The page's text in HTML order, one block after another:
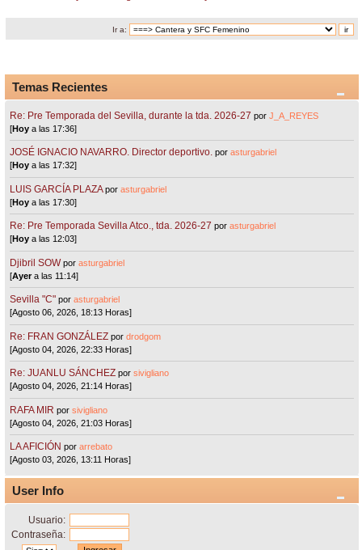
Ir a:
Temas Recientes
Re: Pre Temporada del Sevilla, durante la tda. 2026-27 porJ_A_REYES
[Hoy a las 17:36]
JOSÉ IGNACIO NAVARRO. Director deportivo. porasturgabriel
[Hoy a las 17:32]
LUIS GARCÍA PLAZA porasturgabriel
[Hoy a las 17:30]
Re: Pre Temporada Sevilla Atco., tda. 2026-27 porasturgabriel
[Hoy a las 12:03]
Djibril SOW porasturgabriel
[Ayera las 11:14]
Sevilla "C"porasturgabriel
[Agosto 06, 2026, 18:13 Horas]
Re: FRAN GONZÁLEZ pordrodgom
[Agosto 04, 2026, 22:33 Horas]
Re: JUANLU SÁNCHEZ porsivigliano
[Agosto 04, 2026, 21:14 Horas]
RAFA MIR porsivigliano
[Agosto 04, 2026, 21:03 Horas]
LA AFICIÓN porarrebato
[Agosto 03, 2026, 13:11 Horas]
User Info
Usuario:
Contraseña: